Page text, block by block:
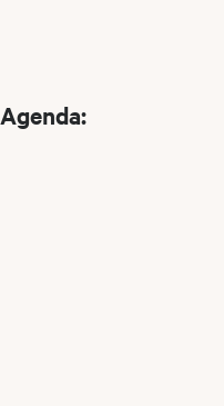
Agenda: